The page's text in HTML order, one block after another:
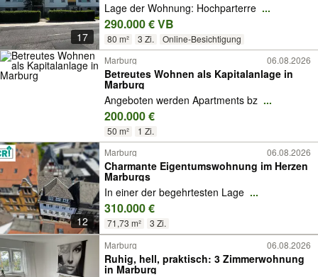
17
Lage der Wohnung: Hochparterre ...
290.000 € VB
80 m² 3 Zi.
Online-Besichtigung
Marburg
06.08.2026
Betreutes Wohnen als Kapitalanlage in
Marburg
Angeboten werden Apartments bz ...
200.000 €
50 m² 1 Zi.
12
Marburg 06.08.2026
Charmante Eigentumswohnung im Herzen
Marburgs
In einer der begehrtesten Lage ...
310.000 €
71,73 m² 3 Zi.
Marburg 06.08.2026
Ruhig, hell, praktisch: 3 Zimmerwohnung
in Marburg